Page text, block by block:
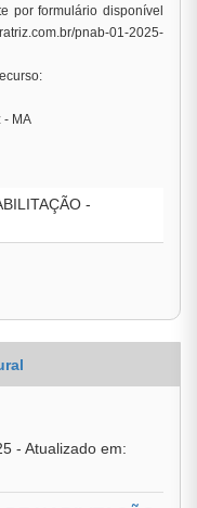
por formulário disponível
pnab-01-2025-
- MA
-
- Atualizado em: